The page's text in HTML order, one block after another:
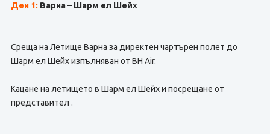
Ден 1: Варна – Шарм ел Шейх
Среща на Летище Варна за директен чартърен полет до
Шарм ел Шейх изпълняван от BH Air.
Кацане на летището в Шарм ел Шейх и посрещане от
представител .